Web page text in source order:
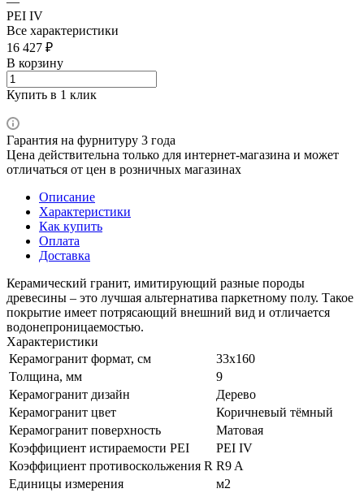
PEI IV
Все характеристики
16 427 ₽
В корзину
Купить в 1 клик
Гарантия на фурнитуру 3 года
Цена действительна только для интернет-магазина и может
отличаться от цен в розничных магазинах
Описание
Характеристики
Как купить
Оплата
Доставка
Керамический гранит, имитирующий разные породы
древесины – это лучшая альтернатива паркетному полу. Такое
покрытие имеет потрясающий внешний вид и отличается
водонепроницаемостью.
Характеристики
Керамогранит формат, см
33х160
Толщина, мм
9
Керамогранит дизайн
Дерево
Керамогранит цвет
Коричневый тёмный
Керамогранит поверхность
Матовая
Коэффициент истираемости PEI
PEI IV
Коэффициент противоскольжения R R9 A
Единицы измерения
м2